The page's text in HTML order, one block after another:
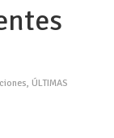
, ÚLTIMAS